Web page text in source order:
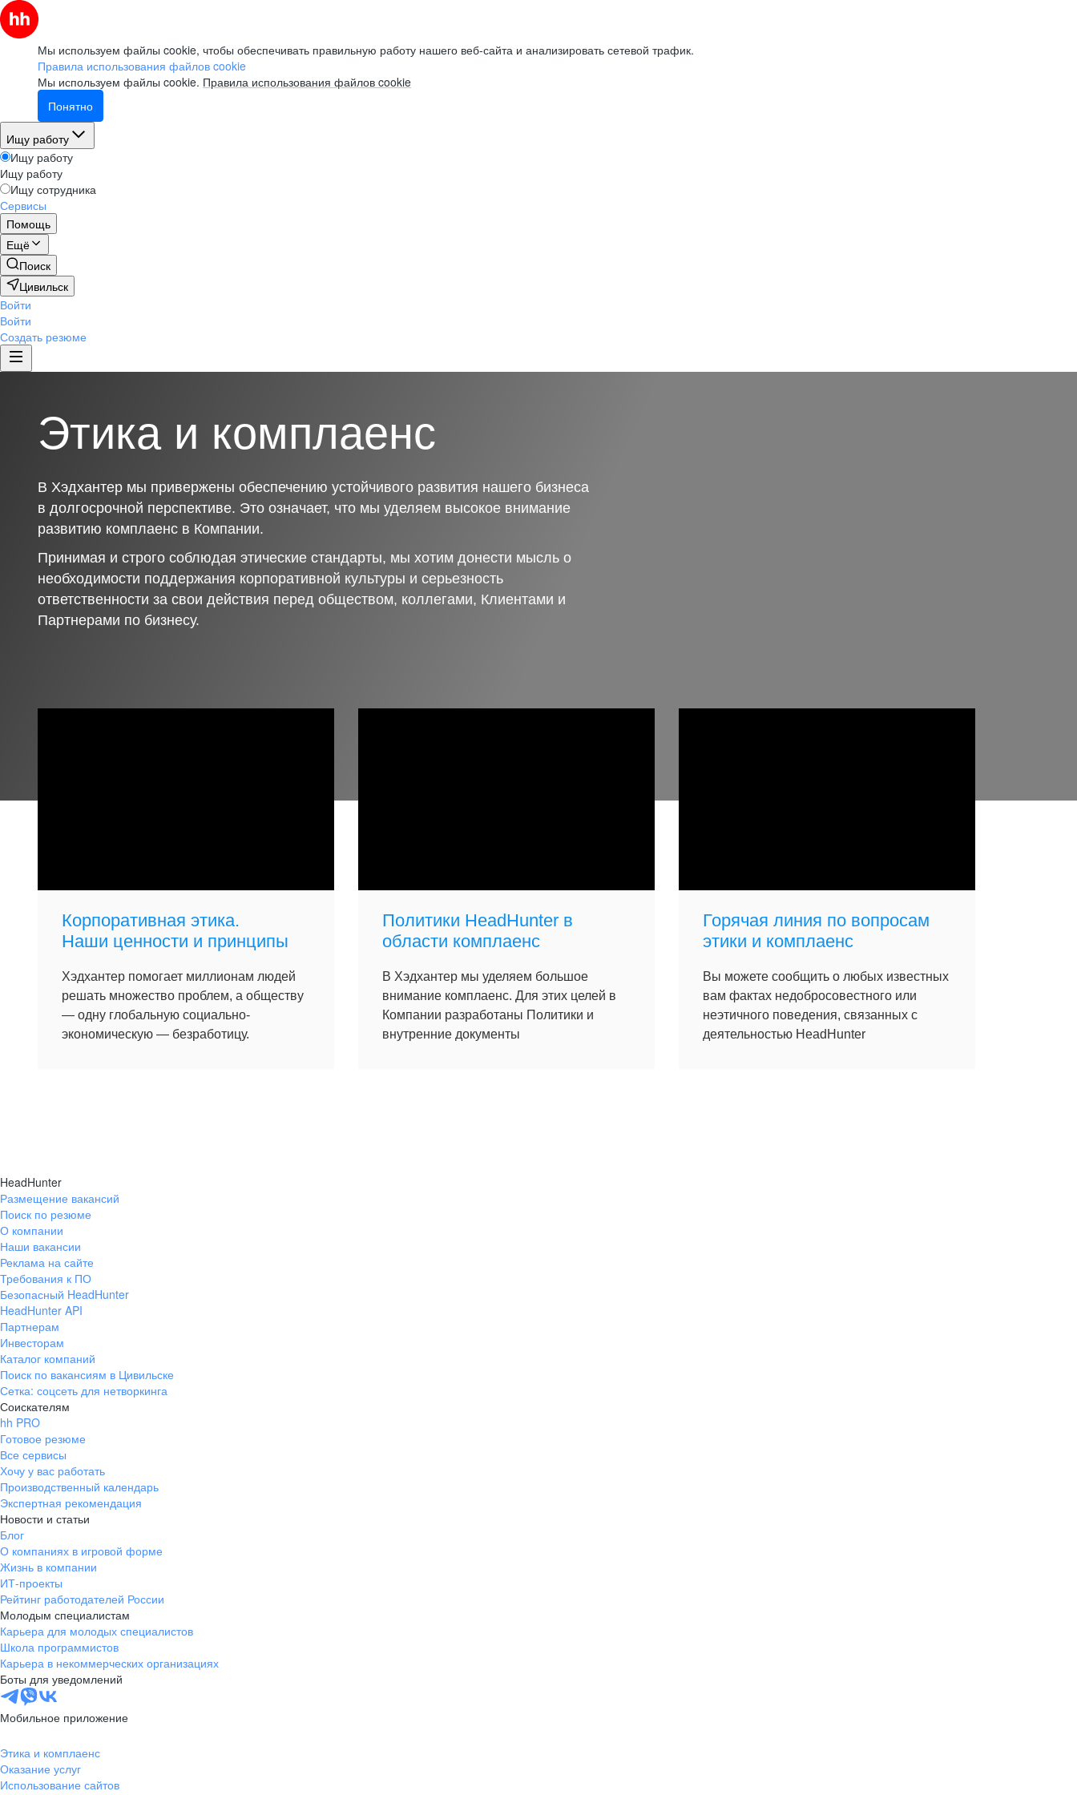
Мы используем файлы cookie, чтобы обеспечивать правильную работу нашего веб-сайта и анализировать сетевой трафик.
Правила использования файлов cookie
Мы используем файлы cookie. Правила использования файлов cookie
Понятно
Ищу работу
Ищу работу
Ищу работу
Ищу сотрудника
Сервисы
Помощь
Ещё
Поиск
Цивильск
Войти
Войти
Создать резюме
Этика и комплаенс
В Хэдхантер мы привержены обеспечению устойчивого развития нашего бизнеса
в долгосрочной перспективе. Это означает, что мы уделяем высокое внимание
развитию комплаенс в Компании.
Принимая и строго соблюдая этические стандарты, мы хотим донести мысль о
необходимости поддержания корпоративной культуры и серьезность
ответственности за свои действия перед обществом, коллегами, Клиентами и
Партнерами по бизнесу.
Корпоративная этика.
Наши ценности и принципы
Хэдхантер помогает миллионам людей
решать множество проблем, а обществу
— одну глобальную социально-
экономическую — безработицу.
Политики HeadHunter в
области комплаенс
В Хэдхантер мы уделяем большое
внимание комплаенс. Для этих целей в
Компании разработаны Политики и
внутренние документы
Горячая линия по вопросам
этики и комплаенс
Вы можете сообщить о любых известных
вам фактах недобросовестного или
неэтичного поведения, связанных с
деятельностью HeadHunter
HeadHunter
Размещение вакансий
Поиск по резюме
О компании
Наши вакансии
Реклама на сайте
Требования к ПО
Безопасный HeadHunter
HeadHunter API
Партнерам
Инвесторам
Каталог компаний
Поиск по вакансиям в Цивильске
Сетка: соцсеть для нетворкинга
Соискателям
hh PRO
Готовое резюме
Все сервисы
Хочу у вас работать
Производственный календарь
Экспертная рекомендация
Новости и статьи
Блог
О компаниях в игровой форме
Жизнь в компании
ИТ-проекты
Рейтинг работодателей России
Молодым специалистам
Карьера для молодых специалистов
Школа программистов
Карьера в некоммерческих организациях
Боты для уведомлений
Мобильное приложение
Этика и комплаенс
Оказание услуг
Использование сайтов